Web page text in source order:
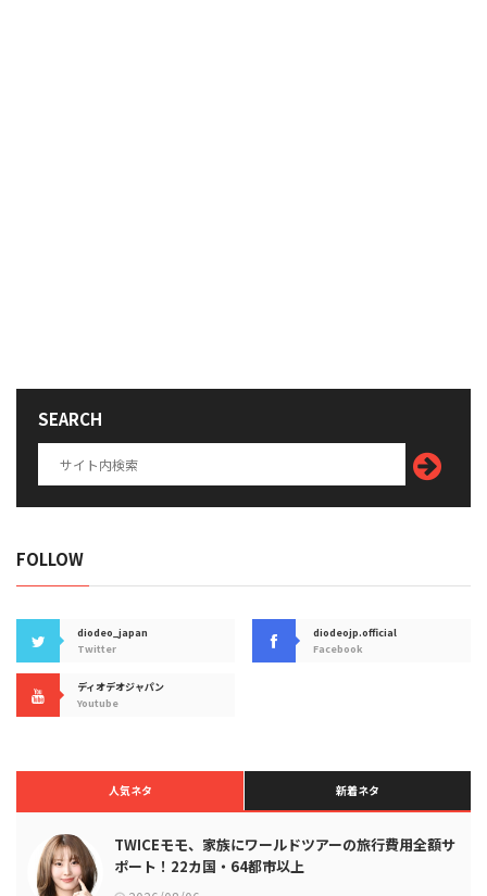
SEARCH
FOLLOW
diodeo_japan
Twitter
diodeojp.official
Facebook
ディオデオジャパン
Youtube
人気ネタ 新着ネタ
TWICEモモ、家族にワールドツアーの旅行費用全額サ
ポート！22カ国・64都市以上